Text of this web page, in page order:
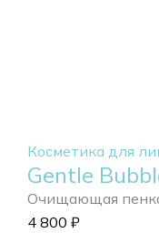
Косметика для
Gentle
Очищающая
4 800 ₽